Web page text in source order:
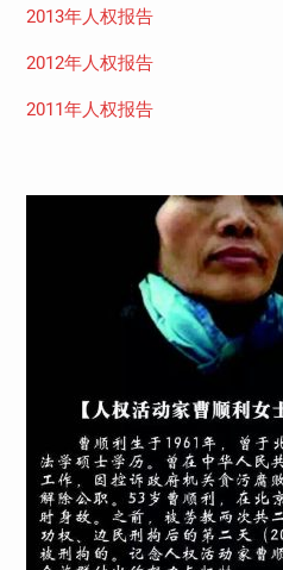
2013年人权报告
2012年人权报告
2011年人权报告